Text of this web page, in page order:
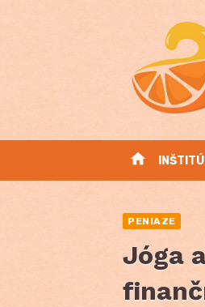
home
PENIAZE
Jóga